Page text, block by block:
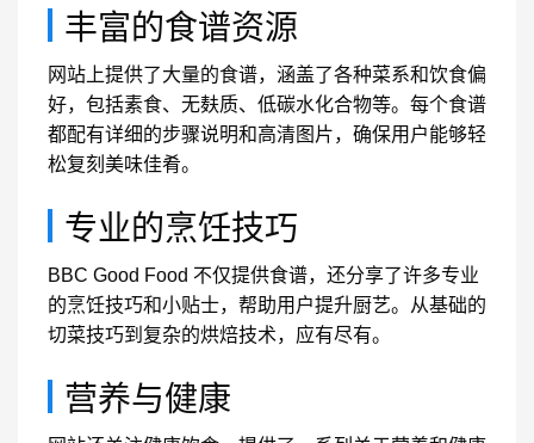
丰富的食谱资源
网站上提供了大量的食谱，涵盖了各种菜系和饮食偏
好，包括素食、无麸质、低碳水化合物等。每个食谱
都配有详细的步骤说明和高清图片，确保用户能够轻
松复刻美味佳肴。
专业的烹饪技巧
BBC Good Food 不仅提供食谱，还分享了许多专业
的烹饪技巧和小贴士，帮助用户提升厨艺。从基础的
切菜技巧到复杂的烘焙技术，应有尽有。
营养与健康